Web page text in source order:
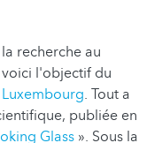
recherche au
l'objectif du
. Tout a
publiée en
Glass ». Sous la